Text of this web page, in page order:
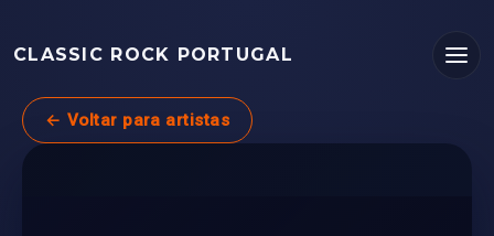
CLASSIC ROCK PORTUGAL
← Voltar para artistas